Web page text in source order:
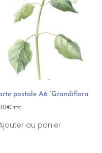
postale A6 ‘Grandiflora’
€ TTC
au panier